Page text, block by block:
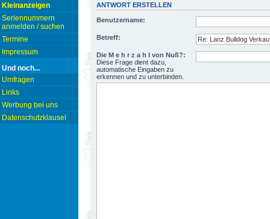
Kleinanzeigen
Seriennummern
anmelden / suchen
Termine
Impressum
Und noch...
Umfragen
Links
Werbung bei uns
Datenschutzklausel
ANTWORT ERSTELLEN
Benutzername:
Betreff:
Die M e h r z a h l von Nuß?:
Diese Frage dient dazu,
automatische Eingaben zu
erkennen und zu unterbinden.